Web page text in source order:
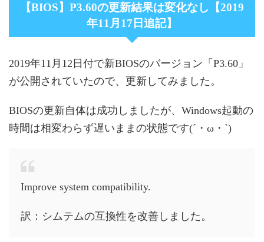
【BIOS】P3.60の更新結果は変化なし【2019
年11月17日追記】
2019年11月12日付で新BIOSのバージョン「P3.60」
が公開されていたので、更新してみました。
BIOSの更新自体は成功しましたが、Windows起動の
時間は相変わらず遅いままの状態です(´・ω・`)
Improve system compatibility.
訳：シムテムの互換性を改善しました。